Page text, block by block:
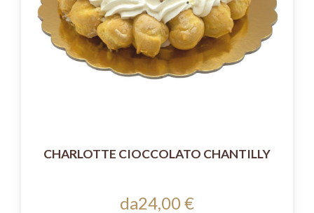
CHARLOTTE CIOCCOLATO CHANTILLY
da24,00 €